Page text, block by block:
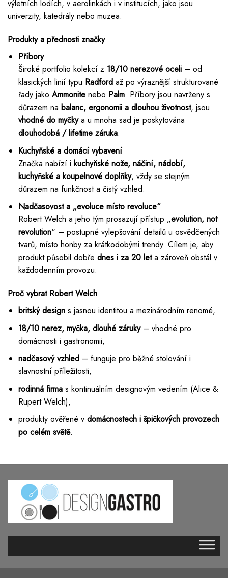
výletních lodích, v aerolinkách i v institucích, jako jsou
univerzity, katedrály nebo muzea.
Produkty a přednosti značky
Příbory
Široké portfolio kolekcí z 18/10 nerezové oceli– od
klasických linií typu Radfordaž po výraznější strukturované
řady jako Ammonitenebo Palm. Příbory jsou navrženy s
důrazem na balanc, ergonomii a dlouhou životnost, jsou
vhodné do myčkya u mnoha sad je poskytována
dlouhodobá / lifetime záruka.
Kuchyňské a domácí vybavení
Značka nabízí i kuchyňské nože, náčiní, nádobí,
kuchyňské a koupelnové doplňky, vždy se stejným
důrazem na funkčnost a čistý vzhled.
Nadčasovost a „evoluce místo revoluce“
Robert Welch a jeho tým prosazují přístup „evolution, not
revolution“ – postupné vylepšování detailů u osvědčených
tvarů, místo honby za krátkodobými trendy. Cílem je, aby
produkt působil dobře dnes i za 20 leta zároveň obstál v
každodenním provozu.
Proč vybrat Robert Welch
britský designs jasnou identitou a mezinárodním renomé,
18/10 nerez, myčka, dlouhé záruky– vhodné pro
domácnosti i gastronomii,
nadčasový vzhled– funguje pro běžné stolování i
slavnostní příležitosti,
rodinná firmas kontinuálním designovým vedením (Alice &
Rupert Welch),
produkty ověřené v domácnostech i špičkových provozech
po celém světě.